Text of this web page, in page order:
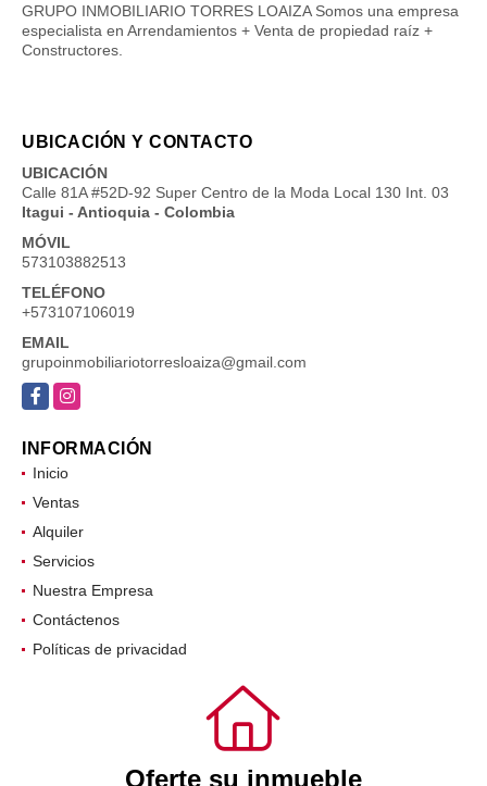
GRUPO INMOBILIARIO TORRES LOAIZA Somos una empresa
especialista en Arrendamientos + Venta de propiedad raíz +
Constructores.
UBICACIÓN Y CONTACTO
UBICACIÓN
Calle 81A #52D-92 Super Centro de la Moda Local 130 Int. 03
Itagui - Antioquia - Colombia
MÓVIL
573103882513
TELÉFONO
+573107106019
EMAIL
grupoinmobiliariotorresloaiza@gmail.com
FacebookInstagram
INFORMACIÓN
Inicio
Ventas
Alquiler
Servicios
Nuestra Empresa
Contáctenos
Políticas de privacidad
Oferte su inmueble